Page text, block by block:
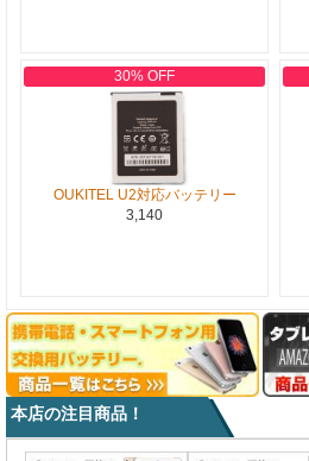
30% OFF
OUKITEL U2対応バッテリー
3,140
本店の注目商品！